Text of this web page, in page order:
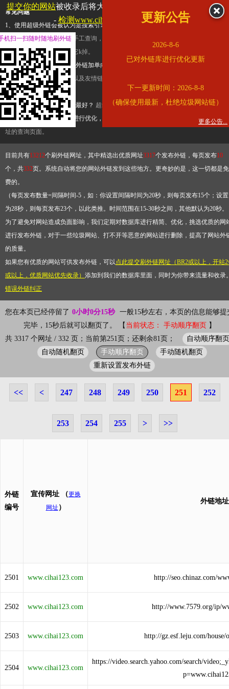
常见问题
1、使用超级外链会被认为是搜索引擎优化作弊吗？ 超级外链只是一个简便而集成
查询工具，模拟的是正常手工查询，不是作弊。如果是作弊，那您可以使用超级外
推广竞争对手的网址，让它k掉。
2、网站优化单纯依靠超级外链加单向链接可行吗？
链，需要结合普通的外链以及友情链接，您可以到站长论坛发布外链，到友情链接
台交换友情链接。
3、如何使用超级外链效果最好？ 超级外链不同于普通的外链，它是动态的链接，
有频繁使用超级外链工具进行优化，才能获得稳定的外链
，最终使搜索引擎收录带
址的查询页面。
目前共有13212个刷外链网址，其中精选出优质网址3317个发布外链，每页发布10
个，共332页。系统自动将您的网站外链发到这些地方。更奇妙的是，这一切都是免
费的。
（每页发布数量=间隔时间-5，如：你设置间隔时间为20秒，则每页发布15个；设置
为28秒，则每页发布23个，以此类推。时间范围在15-30秒之间，其他默认为20秒
为了避免对网站造成负面影响，我们定期对数据库进行精简、优化，挑选优质的网
进行发布外链，对于一些垃圾网站、打不开等恶意的网站进行删除，提高了网站外
的质量。
如果您有优质的网站可供发布外链，可以点此提交刷外链网址（BR2或以上，开站
或以上，优质网站优先收录） 添加到我们的数据库里面，同时为你带来流量和收录
错误外链纠正
您在本页已经停留了 0小时0分15秒 一般15秒左右，本页的信息能够提
完毕，15秒后就可以翻页了。 【 当前状态： 手动顺序翻页 】
共 3317 个网址 / 332 页；当前第251页；还剩余81页；
自动顺序翻页
自动随机翻页
手动顺序翻页
手动随机翻页
重新设置发布外链
<< < 247 248 249 250 251 252
253 254 255 > >>
外链
编号
宣传网址 （更换
网址 ）
外链地址
2501 www.cihai123.com http://seo.chinaz.com/
2502 www.cihai123.com http://www.7579.org/ip/
2503 www.cihai123.com http://gz.esf.leju.com/house/
2504 www.cihai123.com
https://video.search.yahoo.com/search/
提交你的网站被收录后将大幅提升流量和外链，
查看展示页面
- 检测www.cihai123.com是否收录
更新公告
2026-8-6
已对外链库进行优化更新
下一更新时间：2026-8-8
（确保使用最新，杜绝垃圾网站链）
更多公告...
机扫一扫随时随地刷外链